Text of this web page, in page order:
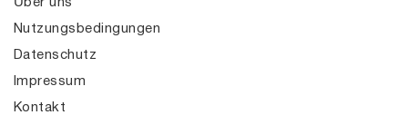
Über uns
Nutzungsbedingungen
Datenschutz
Impressum
Kontakt